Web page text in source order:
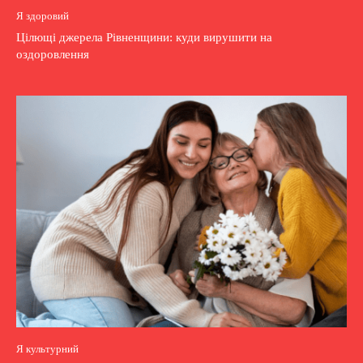
Я здоровий
Цілющі джерела Рівненщини: куди вирушити на
оздоровлення
Я культурний